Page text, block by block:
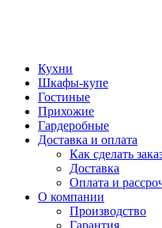
Кухни
Шкафы-купе
Гостиные
Прихожие
Гардеробные
Доставка и оплата
Как сделать
Доставка
Оплата и
О компании
Производство
Гарантия